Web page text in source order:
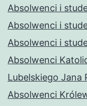
Absolwenci i
Absolwenci i
Absolwenci i
Absolwenci
Lubelskiego Jana
Absolwenci